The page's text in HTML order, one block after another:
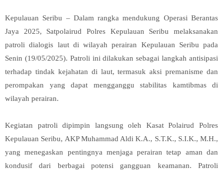
Kepulauan Seribu – Dalam rangka mendukung Operasi Berantas
Jaya 2025, Satpolairud Polres Kepulauan Seribu melaksanakan
patroli dialogis laut di wilayah perairan Kepulauan Seribu pada
Senin (19/05/2025). Patroli ini dilakukan sebagai langkah antisipasi
terhadap tindak kejahatan di laut, termasuk aksi premanisme dan
perompakan yang dapat mengganggu stabilitas kamtibmas di
wilayah perairan.
Kegiatan patroli dipimpin langsung oleh Kasat Polairud Polres
Kepulauan Seribu, AKP Muhammad Aldi K.A., S.T.K., S.I.K., M.H.,
yang menegaskan pentingnya menjaga perairan tetap aman dan
kondusif dari berbagai potensi gangguan keamanan. Patroli